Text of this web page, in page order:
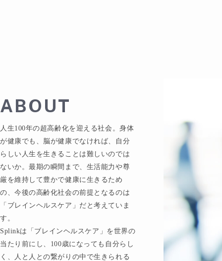
ABOUT
人生100年の超高齢化を迎える社会。身体
が健康でも、脳が健康でなければ、自分
らしい人生を生きることは難しいのでは
ないか。最期の瞬間まで、生活能力や尊
厳を維持して豊かで健康に生きるため
の、今後の高齢化社会の前提となるのは
「ブレインヘルスケア」だと考えていま
す。
Splinkは「ブレインヘルスケア」を世界の
当たり前にし、100歳になっても自分らし
く、人と人との繋がりの中で生きられる